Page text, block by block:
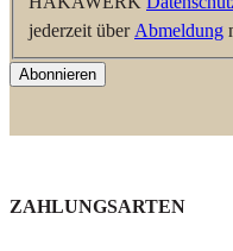
jederzeit über Abmeldung
Abonnieren
ZAHLUNGSARTEN